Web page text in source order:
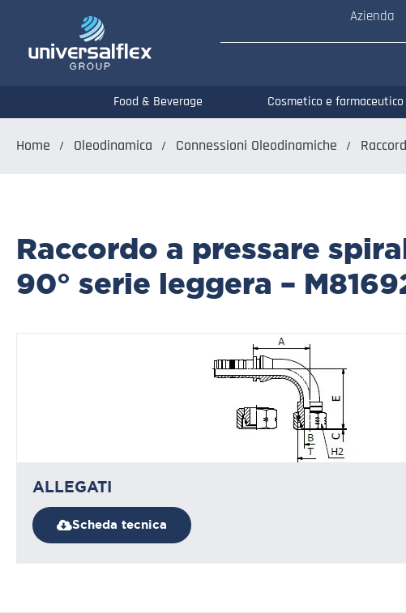
Azienda
Food & Beverage Cosmetico e farmaceutico
Home Oleodinamica Connessioni Oleodinamiche
Raccordo a pressare
90° serie leggera –
ALLEGATI
Scheda tecnica